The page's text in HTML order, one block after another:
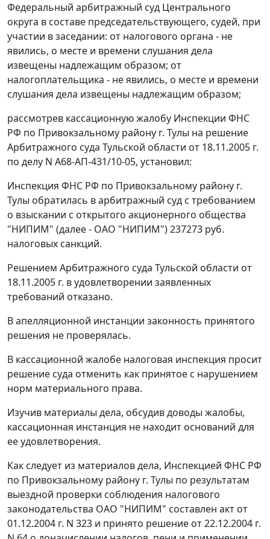
Федеральный арбитражный суд Центрального
округа в составе председательствующего, судей, при
участии в заседании: от налогового органа - не
явились, о месте и времени слушания дела
извещены надлежащим образом; от
налогоплательщика - не явились, о месте и времени
слушания дела извещены надлежащим образом;
рассмотрев кассационную жалобу Инспекции ФНС
РФ по Привокзальному району г. Тулы на решение
Арбитражного суда Тульской области от 18.11.2005 г.
по делу N А68-АП-431/10-05, установил:
Инспекция ФНС РФ по Привокзальному району г.
Тулы обратилась в арбитражный суд с требованием
о взыскании с открытого акционерного общества
"НИПИМ" (далее - ОАО "НИПИМ") 237273 руб.
налоговых санкций.
Решением Арбитражного суда Тульской области от
18.11.2005 г. в удовлетворении заявленных
требований отказано.
В апелляционной инстанции законность принятого
решения не проверялась.
В кассационной жалобе налоговая инспекция просит
решение суда отменить как принятое с нарушением
норм материального права.
Изучив материалы дела, обсудив доводы жалобы,
кассационная инстанция не находит оснований для
ее удовлетворения.
Как следует из материалов дела, Инспекцией ФНС РФ
по Привокзальному району г. Тулы по результатам
выездной проверки соблюдения налогового
законодательства ОАО "НИПИМ" составлен акт от
01.12.2004 г. N 323 и принято решение от 22.12.2004 г.